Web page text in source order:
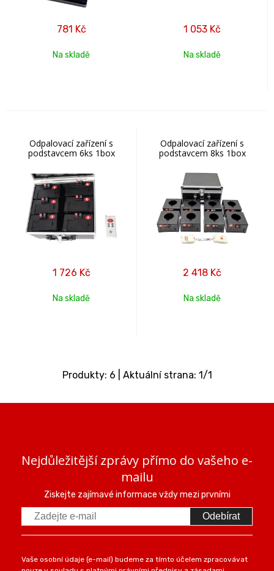
781 Kč
Na skladě
1 053 Kč
Na skladě
Odpalovací zařízení s
podstavcem 6ks 1box
1 726 Kč
Na skladě
Odpalovací zařízení s
podstavcem 8ks 1box
2 418 Kč
Na skladě
Produkty: 6 | Aktuální strana: 1/1
Nejdůležitější zprávy přímo do vašeho e-
mailu
Ziskejte zajímavé informace vždy mezi prvními
Odebírat
Vaše osobní údaje (e-mail) budeme za tímto účelem zpracovávat